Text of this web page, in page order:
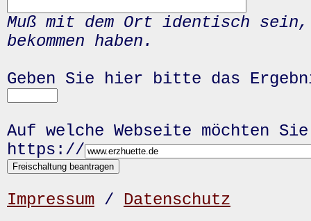
Muß mit dem Ort identisch
bekommen haben.
Geben Sie hier bitte das
Auf welche Webseite möchten
https://
Impressum / Datenschutz